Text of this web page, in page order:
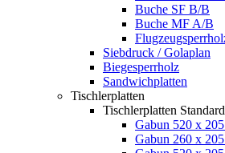
Buche SF B/B
Buche MF A/B
Siebdruck / Golaplan
Biegesperrholz
Sandwichplatten
Tischlerplatten
Tischlerplatten Standard
Gabun 520 x
Gabun 260 x